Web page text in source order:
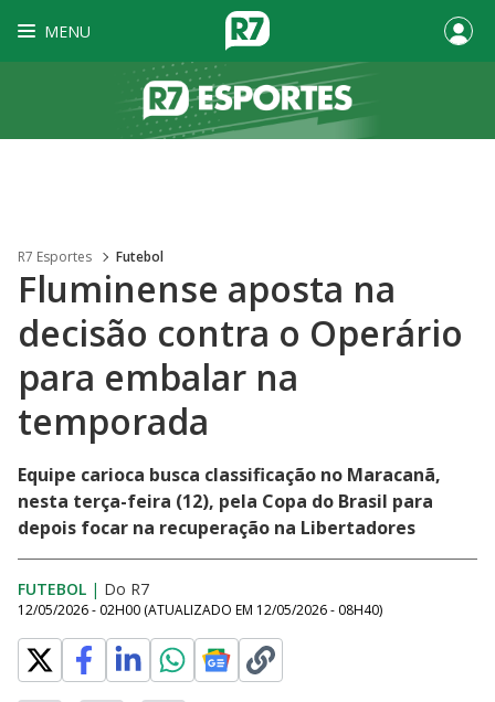
MENU
R7 Esportes Futebol
Fluminense aposta na
decisão contra o Operário
para embalar na
temporada
Equipe carioca busca classificação no Maracanã,
nesta terça-feira (12), pela Copa do Brasil para
depois focar na recuperação na Libertadores
FUTEBOL | Do R7
12/05/2026 - 02H00 (ATUALIZADO EM 12/05/2026 - 08H40)